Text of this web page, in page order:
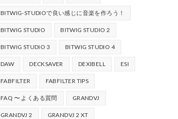
BITWIG-STUDIOで良い感じに音楽を作ろう！
BITWIG STUDIO BITWIG STUDIO 2
BITWIG STUDIO 3 BITWIG STUDIO 4
DAW DECKSAVER DEXIBELL ESI
FABFILTER FABFILTER TIPS
FAQ 〜 よくある質問 GRANDVJ
GRANDVJ 2 GRANDVJ 2 XT